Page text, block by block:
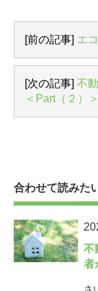
[前の記事] エ
[次の記事] 不
＜Part（２）＞
合わせて読みた
不
者
さ